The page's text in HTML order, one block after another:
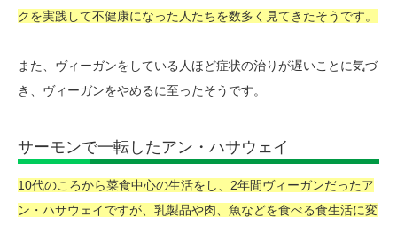
クを実践して不健康になった人たちを数多く見てきたそうです。
また、ヴィーガンをしている人ほど症状の治りが遅いことに気づ
き、ヴィーガンをやめるに至ったそうです。
サーモンで一転したアン・ハサウェイ
10代のころから菜食中心の生活をし、2年間ヴィーガンだったア
ン・ハサウェイですが、乳製品や肉、魚などを食べる食生活に変